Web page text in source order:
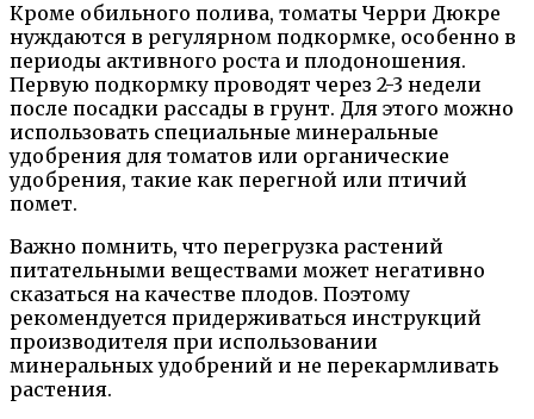
Кроме обильного полива, томаты Черри Дюкре
нуждаются в регулярном подкормке, особенно в
периоды активного роста и плодоношения.
Первую подкормку проводят через 2-3 недели
после посадки рассады в грунт. Для этого можно
использовать специальные минеральные
удобрения для томатов или органические
удобрения, такие как перегной или птичий
помет.
Важно помнить, что перегрузка растений
питательными веществами может негативно
сказаться на качестве плодов. Поэтому
рекомендуется придерживаться инструкций
производителя при использовании
минеральных удобрений и не перекармливать
растения.